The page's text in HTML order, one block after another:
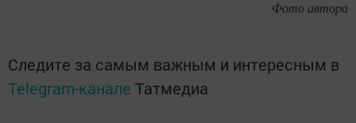
Фото автора
Следите за самым важным и интересным в
Telegram-канале Татмедиа